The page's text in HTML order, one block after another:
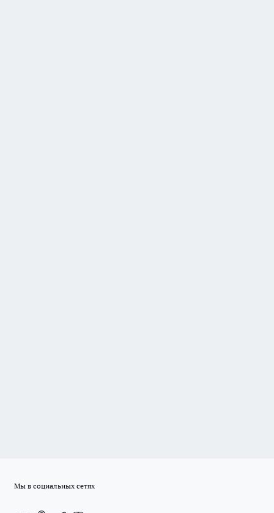
Мы в социальных сетях